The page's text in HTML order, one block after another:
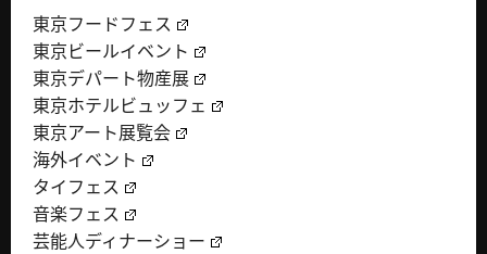
東京フードフェス
東京ビールイベント
東京デパート物産展
東京ホテルビュッフェ
東京アート展覧会
海外イベント
タイフェス
音楽フェス
芸能人ディナーショー